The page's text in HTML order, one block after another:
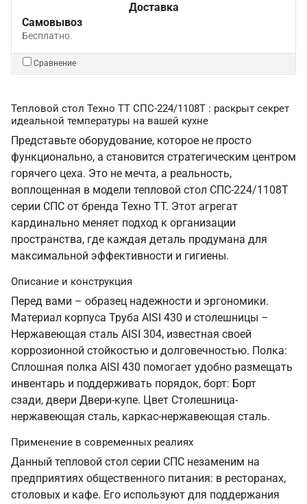
Доставка
Самовывоз
Бесплатно.
Сравнение
Тепловой стол Техно ТТ СПС-224/1108Т : раскрыт секрет
идеальной температуры на вашей кухне
Представьте оборудование, которое не просто
функционально, а становится стратегическим центром
горячего цеха. Это не мечта, а реальность,
воплощенная в модели тепловой стол СПС-224/1108Т
серии СПС от бренда Техно ТТ. Этот агрегат
кардинально меняет подход к организации
пространства, где каждая деталь продумана для
максимальной эффективности и гигиены.
Описание и конструкция
Перед вами – образец надежности и эргономики.
Материал корпуса Труба AISI 430 и столешницы –
Нержавеющая сталь AISI 304, известная своей
коррозионной стойкостью и долговечностью. Полка:
Сплошная полка AISI 430 помогает удобно размещать
инвентарь и поддерживать порядок, борт: Борт
сзади, двери Двери-купе. Цвет Столешница-
нержавеющая сталь, каркас-нержавеющая сталь.
Применение в современных реалиях
Данный тепловой стол серии СПС незаменим на
предприятиях общественного питания: в ресторанах,
столовых и кафе. Его используют для поддержания